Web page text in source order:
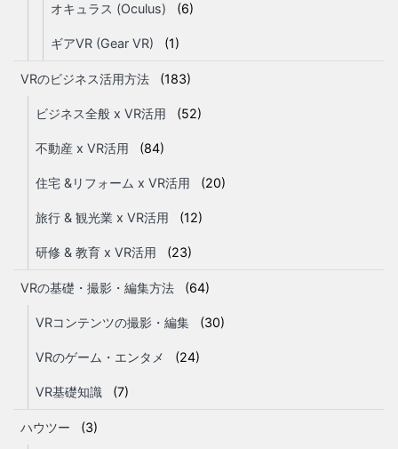
オキュラス (Oculus) (6)
ギアVR (Gear VR) (1)
VRのビジネス活用方法 (183)
ビジネス全般 x VR活用 (52)
不動産 x VR活用 (84)
住宅 &リフォーム x VR活用 (20)
旅行 & 観光業 x VR活用 (12)
研修 & 教育 x VR活用 (23)
VRの基礎・撮影・編集方法 (64)
VRコンテンツの撮影・編集 (30)
VRのゲーム・エンタメ (24)
VR基礎知識 (7)
ハウツー (3)